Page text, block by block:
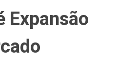
Expansão